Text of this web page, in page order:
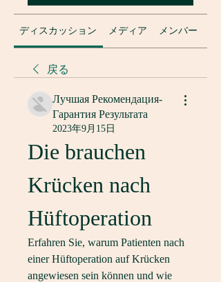
ディスカッション メディア メンバー
戻る
Лучшая Рекомендация-
Гарантия Результата
2023年9月15日
Die brauchen
Krücken nach
Hüftoperation
Erfahren Sie, warum Patienten nach
einer Hüftoperation auf Krücken
angewiesen sein können und wie